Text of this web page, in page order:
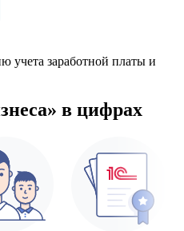
учета заработной платы и
в цифрах